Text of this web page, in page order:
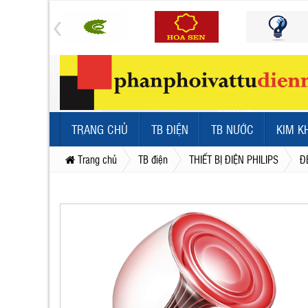
TRANG CHỦ TB ĐIỆN TB NƯỚC KIM
Trang chủ TB điện THIẾT BỊ ĐIỆN PHILIPS